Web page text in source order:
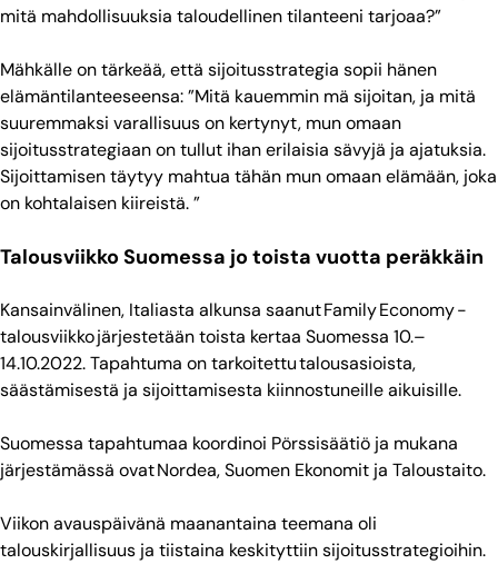
mitä mahdollisuuksia taloudellinen tilanteeni tarjoaa?”
Mähkälle on tärkeää, että sijoitusstrategia sopii hänen
elämäntilanteeseensa: ”Mitä kauemmin mä sijoitan, ja mitä
suuremmaksi varallisuus on kertynyt, mun omaan
sijoitusstrategiaan on tullut ihan erilaisia sävyjä ja ajatuksia.
Sijoittamisen täytyy mahtua tähän mun omaan elämään, joka
on kohtalaisen kiireistä. ”
Talousviikko Suomessa jo toista vuotta peräkkäin
Kansainvälinen, Italiasta alkunsa saanut Family Economy -
talousviikko järjestetään toista kertaa Suomessa 10.–
14.10.2022. Tapahtuma on tarkoitettu talousasioista,
säästämisestä ja sijoittamisesta kiinnostuneille aikuisille.
Suomessa tapahtumaa koordinoi Pörssisäätiö ja mukana
järjestämässä ovat Nordea, Suomen Ekonomit ja Taloustaito.
Viikon avauspäivänä maanantaina teemana oli
talouskirjallisuus ja tiistaina keskityttiin sijoitusstrategioihin.